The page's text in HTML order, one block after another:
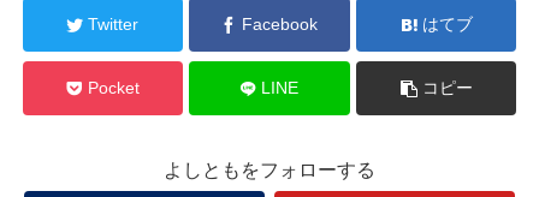
Twitter Facebook はてブ
Pocket LINE コピー
よしともをフォローする